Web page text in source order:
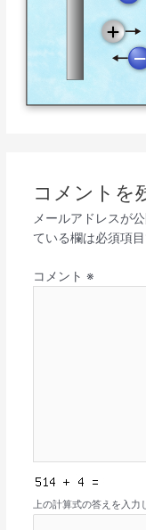
コメントを
メールアドレスが
ている欄は必須項
コメント ※
上の計算式の答えを入力